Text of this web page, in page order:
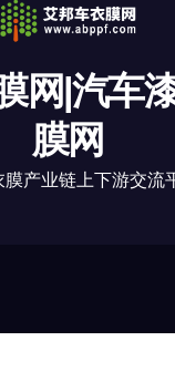
网|汽车
膜网
膜产业链上下游交流